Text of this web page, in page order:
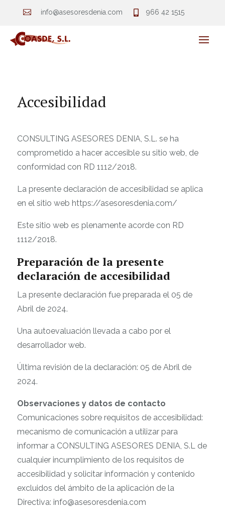
 info@asesoresdenia.com 966 42 1515
Accesibilidad
CONSULTING ASESORES DENIA, S.L. se ha
comprometido a hacer accesible su sitio web, de
conformidad con RD 1112/2018.
La presente declaración de accesibilidad se aplica
en el sitio web https://asesoresdenia.com/
Este sitio web es plenamente acorde con RD
1112/2018.
Preparación de la presente
declaración de accesibilidad
La presente declaración fue preparada el 05 de
Abril de 2024.
Una autoevaluación llevada a cabo por el
desarrollador web.
Última revisión de la declaración: 05 de Abril de
2024.
Observaciones y datos de contacto
Comunicaciones sobre requisitos de accesibilidad:
mecanismo de comunicación a utilizar para
informar a CONSULTING ASESORES DENIA, S.Lde
cualquier incumplimiento de los requisitos de
accesibilidad y solicitar información y contenido
excluidos del ámbito de la aplicación de la
Directiva: info@asesoresdenia.com